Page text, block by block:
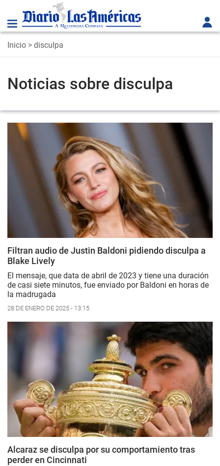
Inicio > disculpa
Noticias sobre disculpa
Filtran audio de Justin Baldoni pidiendo disculpa a
Blake Lively
El mensaje, que data de abril de 2023 y tiene una duración
de casi siete minutos, fue enviado por Baldoni en horas de
la madrugada
28 DE ENERO DE 2025 - 13:15
Alcaraz se disculpa por su comportamiento tras
perder en Cincinnati